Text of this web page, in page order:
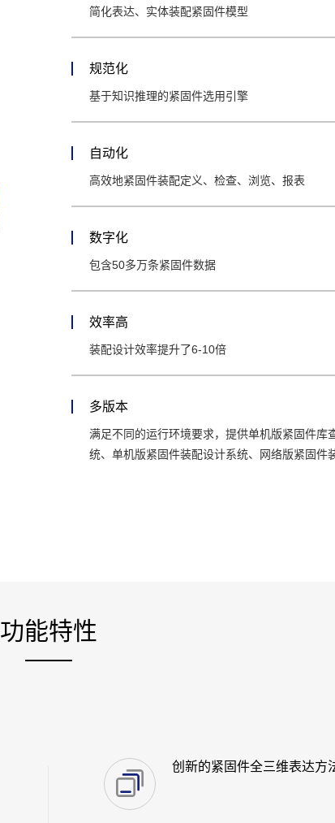
简化表达、实体装配紧固件模型
规范化
基于知识推理的紧固件选用引擎
自动化
高效地紧固件装配定义、检查、浏览、报表
数字化
包含50多万条紧固件数据
效率高
装配设计效率提升了6-10倍
多版本
满足不同的运行环境要求，提供单机版紧固件库
统、单机版紧固件装配设计系统、网络版紧固件
功能特性
创新的紧固件全三维表达方